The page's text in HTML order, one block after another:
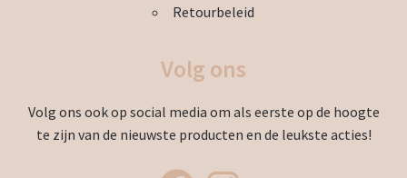
Retourbeleid
Volg ons
Volg ons ook op social media om als eerste op de hoogte
te zijn van de nieuwste producten en de leukste acties!